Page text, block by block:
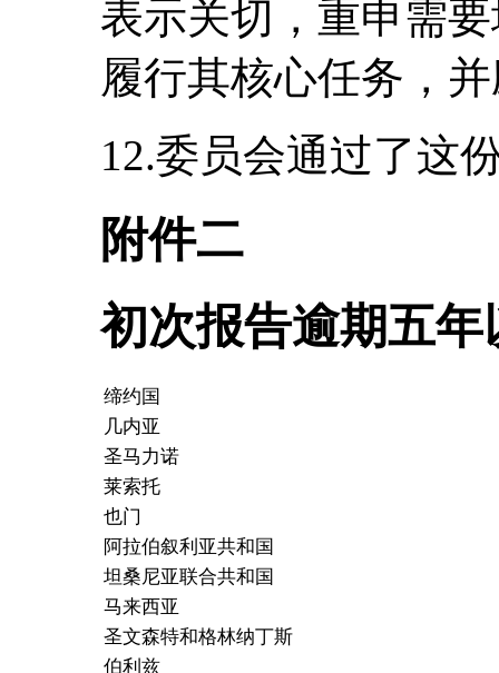
表示关切，重申需
履行其核心任务，
12.委员会通过了这
附件二
初次报告逾期五
缔约国
几内亚
圣马力诺
莱索托
也门
阿拉伯叙利亚共和国
坦桑尼亚联合共和国
马来西亚
圣文森特和格林纳丁斯
伯利兹